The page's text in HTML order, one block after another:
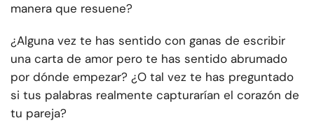
manera que resuene?
¿Alguna vez te has sentido con ganas de escribir
una carta de amor pero te has sentido abrumado
por dónde empezar? ¿O tal vez te has preguntado
si tus palabras realmente capturarían el corazón de
tu pareja?